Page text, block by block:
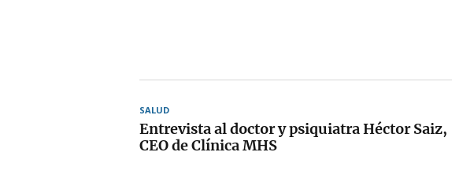
SALUD
Entrevista al doctor y psiquiatra Héctor Saiz,
CEO de Clínica MHS